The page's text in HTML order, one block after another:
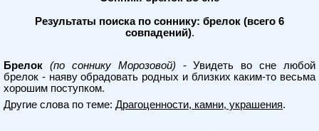
Результаты поиска по соннику: брелок (всего 6
совпадений).
Брелок (по соннику Морозовой) - Увидеть во сне любой
брелок - наяву обрадовать родных и близких каким-то весьма
хорошим поступком.
Другие слова по теме: Драгоценности, камни, украшения.